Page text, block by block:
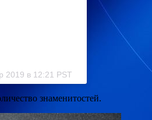
2019 в 12:21 PST
знаменитостей.